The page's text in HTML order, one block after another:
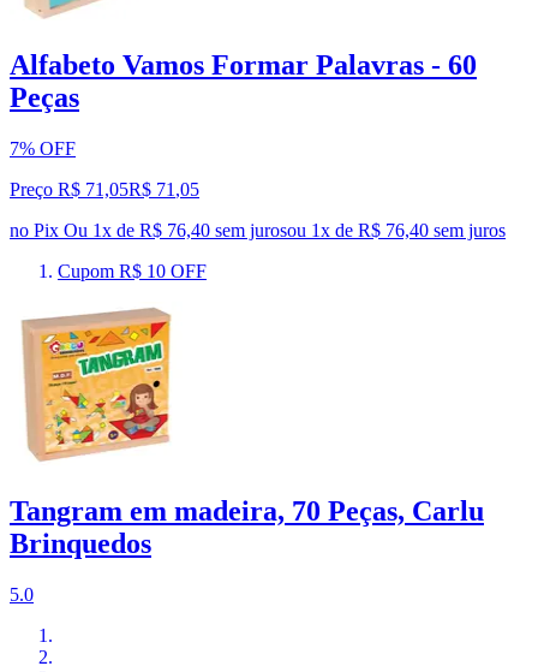
Alfabeto Vamos Formar Palavras - 60
Peças
7% OFF
Preço R$ 71,05R$ 71 ,05
no Pix Ou 1x de R$ 76,40 sem jurosou 1x de R$ 76,40 sem juros
Cupom R$ 10 OFF
Tangram em madeira, 70 Peças, Carlu
Brinquedos
5.0